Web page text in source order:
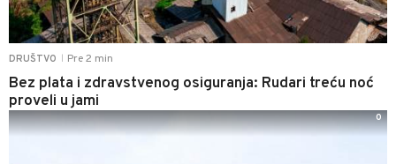
DRUŠTVO Pre 2 min
Bez plata i zdravstvenog osiguranja: Rudari treću noć
proveli u jami
0